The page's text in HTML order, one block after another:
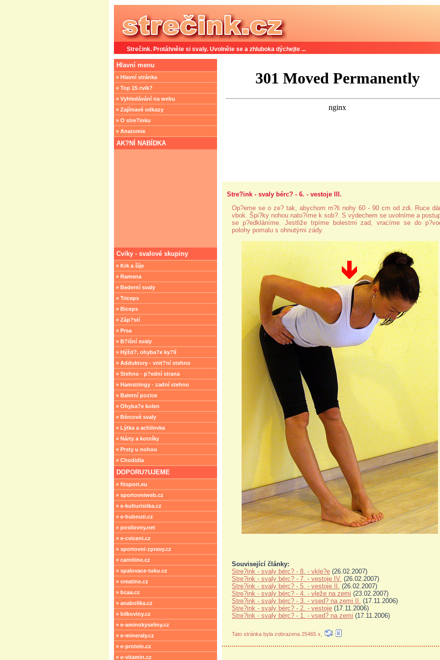
Strečink. Protáhněte si svaly. Uvolněte se a zhluboka dýchejte ...
Hlavní menu
» Hlavní stránka
» Top 15 cvik?
» Vyhledávání na webu
» Zajímavé odkazy
» O stre?inku
» Anatomie
AK?NÍ NABÍDKA
Cviky - svalové skupiny
» Krk a šíje
» Ramena
» Bederní svaly
» Triceps
» Biceps
» Záp?stí
» Prsa
» B?išní svaly
» Hýžd?, ohyba?e ky?lí
» Adduktory - vnit?ní stehno
» Stehno - p?ední strana
» Hamstringy - zadní stehno
» Baletní pozice
» Ohyba?e kolen
» Bércové svaly
» Lýtka a achilovka
» Nárty a kotníky
» Prsty u nohou
» Chodidla
DOPORU?UJEME
» fitsport.eu
» sportovniweb.cz
» e-kulturistika.cz
» e-hubnuti.cz
» posilovny.net
» e-cviceni.cz
» sportovni-zpravy.cz
» carnitine.cz
» spalovace-tuku.cz
» creatine.cz
» bcaa.cz
» anabolika.cz
» bilkoviny.cz
» e-aminokyseliny.cz
» e-mineraly.cz
» e-protein.cz
» e-vitamin.cz
Stre?ink - svaly bérc? - 6. - vestoje III.
Op?eme se o ze? tak, abychom m?li nohy 60 - 90 cm od zdi. Ruce
vbok. Špi?ky nohou nato?íme k sob?. S výdechem se uvolníme a
se p?edkláníme. Jestliže trpíme bolestmi zad, vracíme se do
polohy pomalu s ohnutými zády.
Související články:
Stre?ink - svaly bérc? - 8. - vkle?e (26.02.2007)
Stre?ink - svaly bérc? - 7. - vestoje IV. (26.02.2007)
Stre?ink - svaly bérc? - 5. - vestoje II. (26.02.2007)
Stre?ink - svaly bérc? - 4. - vleže na zemi (23.02.2007)
Stre?ink - svaly bérc? - 3. - vsed? na zemi II. (17.11.2006)
Stre?ink - svaly bérc? - 2. - vestoje (17.11.2006)
Stre?ink - svaly bérc? - 1. - vsed? na zemi (17.11.2006)
Tato stránka byla zobrazena 25465 x,